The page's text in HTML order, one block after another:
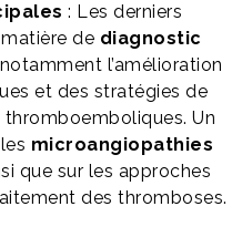
: Les derniers
de diagnostic
l’amélioration
et des stratégies de
Un
microangiopathies
que sur les approches
des thromboses.